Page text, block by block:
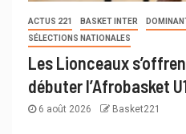
ACTUS 221 BASKET INTER
SÉLECTIONS NATIONALES
Les Lionceaux
débuter l’Afrobasket
6 août 2026 Basket221